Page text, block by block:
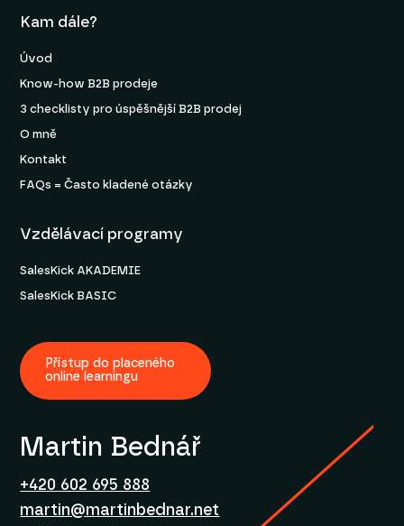
Kam dále?
Úvod
Know-how B2B prodeje
3 checklisty pro úspěšnější B2B prodej
O mně
Kontakt
FAQs = Často kladené otázky
Vzdělávací programy
SalesKick AKADEMIE
SalesKick BASIC
Přístup do placeného
online learningu
Martin Bednář
+420 602 695 888
martin@martinbednar.net